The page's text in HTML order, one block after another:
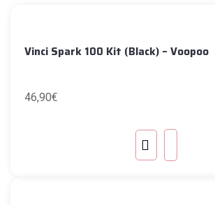
Vinci Spark 100 Kit (Black) – Voopoo
46,90€